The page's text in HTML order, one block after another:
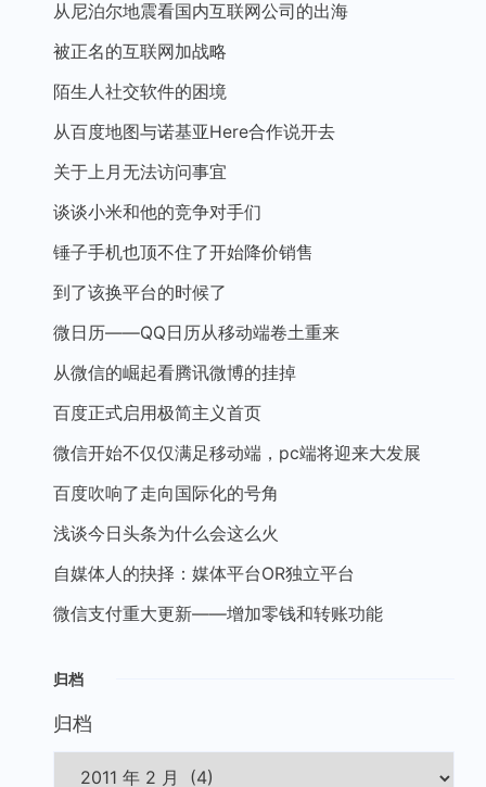
从尼泊尔地震看国内互联网公司的出海
被正名的互联网加战略
陌生人社交软件的困境
从百度地图与诺基亚Here合作说开去
关于上月无法访问事宜
谈谈小米和他的竞争对手们
锤子手机也顶不住了开始降价销售
到了该换平台的时候了
微日历——QQ日历从移动端卷土重来
从微信的崛起看腾讯微博的挂掉
百度正式启用极简主义首页
微信开始不仅仅满足移动端，pc端将迎来大发展
百度吹响了走向国际化的号角
浅谈今日头条为什么会这么火
自媒体人的抉择：媒体平台OR独立平台
微信支付重大更新——增加零钱和转账功能
归档
归档